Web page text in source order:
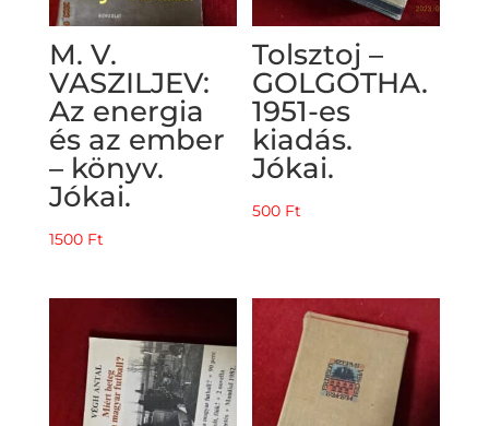
M. V.
VASZILJEV:
Az energia
és az ember
– könyv.
Jókai.
1500 Ft
Tolsztoj –
GOLGOTHA.
1951-es
kiadás.
Jókai.
500 Ft